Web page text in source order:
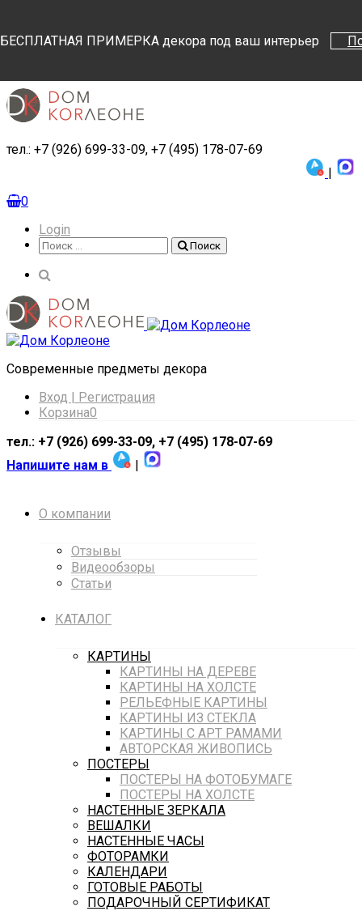
БЕСПЛАТНАЯ ПРИМЕРКА декора под ваш интерьер
тел.: +7 (926) 699-33-09, +7 (495) 178-07-69
|
0
Login
Поиск
Поиск
Cовременные предметы декора
Вход | Регистрация
Корзина0
тел.: +7 (926) 699-33-09, +7 (495) 178-07-69
Напишите нам в
|
О компании
Отзывы
Видеообзоры
Статьи
КАТАЛОГ
КАРТИНЫ
КАРТИНЫ НА ДЕРЕВЕ
КАРТИНЫ НА ХОЛСТЕ
РЕЛЬЕФНЫЕ КАРТИНЫ
КАРТИНЫ ИЗ СТЕКЛА
КАРТИНЫ С АРТ РАМАМИ
АВТОРСКАЯ ЖИВОПИСЬ
ПОСТЕРЫ
ПОСТЕРЫ НА ФОТОБУМАГЕ
ПОСТЕРЫ НА ХОЛСТЕ
НАСТЕННЫЕ ЗЕРКАЛА
ВЕШАЛКИ
НАСТЕННЫЕ ЧАСЫ
ФОТОРАМКИ
КАЛЕНДАРИ
ГОТОВЫЕ РАБОТЫ
ПОДАРОЧНЫЙ СЕРТИФИКАТ